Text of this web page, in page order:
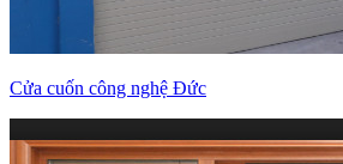
Cửa cuốn công nghệ Đức